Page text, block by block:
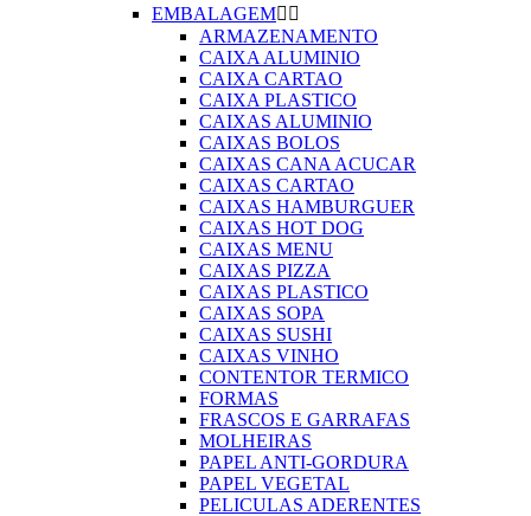
EMBALAGEM 
ARMAZENAMENTO
CAIXA ALUMINIO
CAIXA CARTAO
CAIXA PLASTICO
CAIXAS ALUMINIO
CAIXAS BOLOS
CAIXAS CANA ACUCAR
CAIXAS CARTAO
CAIXAS HAMBURGUER
CAIXAS HOT DOG
CAIXAS MENU
CAIXAS PIZZA
CAIXAS PLASTICO
CAIXAS SOPA
CAIXAS SUSHI
CAIXAS VINHO
CONTENTOR TERMICO
FORMAS
FRASCOS E GARRAFAS
MOLHEIRAS
PAPEL ANTI-GORDURA
PAPEL VEGETAL
PELICULAS ADERENTES